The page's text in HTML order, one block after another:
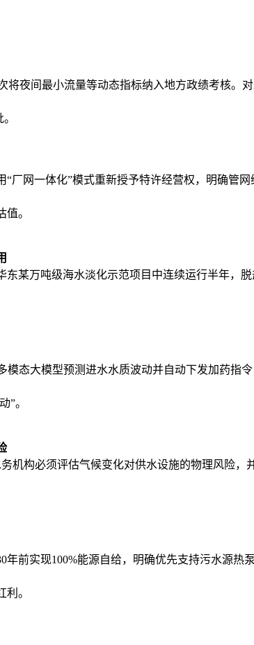
将夜间最小流量等动态指标纳入地方政绩考核
厂网一体化”模式重新授予特许经营权，明确管
。
某万吨级海水淡化示范项目中连续运行半年，
态大模型预测进水水质波动并自动下发加药指
”。
机构必须评估气候变化对供水设施的物理风险
年前实现100%能源自给，明确优先支持污水源
。